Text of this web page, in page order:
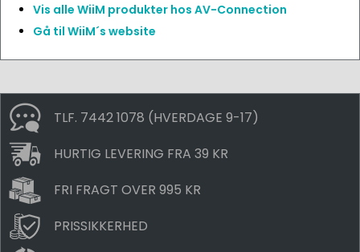
Vis alle WiiM produkter hos AV-Connection
Gå til WiiM´s website
TLF. 7442 1078 (HVERDAGE 9-17)
HURTIG LEVERING FRA 39 KR
FRI FRAGT OVER 995 KR
PRISSIKKERHED